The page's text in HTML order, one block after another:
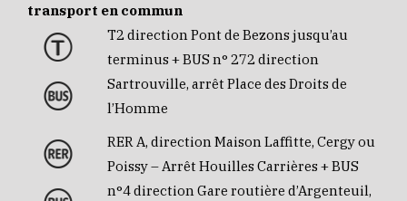
transport en commun
T2 direction Pont de Bezons jusqu’au
terminus + BUS n° 272 direction
Sartrouville, arrêt Place des Droits de
l’Homme
RER A, direction Maison Laffitte, Cergy ou
Poissy – Arrêt Houilles Carrières + BUS
n°4 direction Gare routière d’Argenteuil,